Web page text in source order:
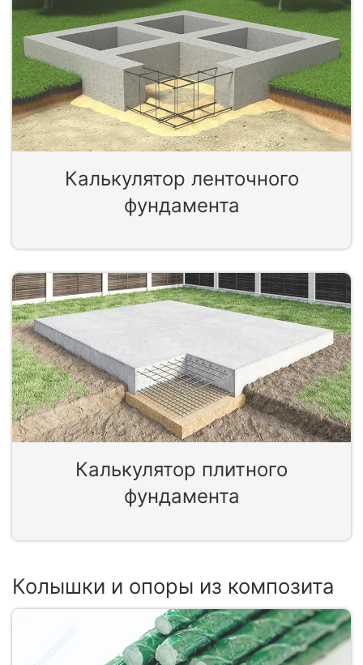
Калькулятор ленточного
фундамента
Калькулятор плитного
фундамента
Колышки и опоры из композита